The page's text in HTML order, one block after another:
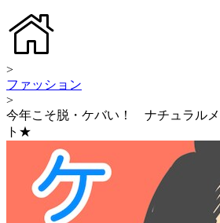
>
ファッション
>
今年こそ脱・ケバい！ ナチュラル
ト★